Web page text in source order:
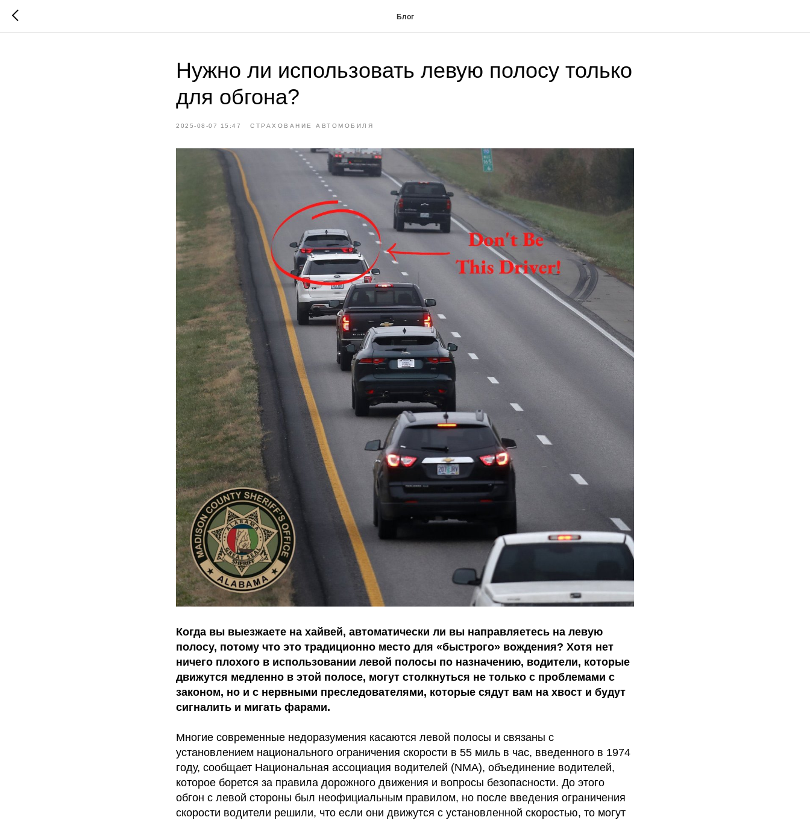
Блог
Нужно ли использовать левую полосу только
для обгона?
2025-08-07 15:47 СТРАХОВАНИЕ АВТОМОБИЛЯ
Когда вы выезжаете на хайвей, автоматически ли вы направляетесь на левую
полосу, потому что это традиционно место для «быстрого» вождения? Хотя нет
ничего плохого в использовании левой полосы по назначению, водители, которые
движутся медленно в этой полосе, могут столкнуться не только с проблемами с
законом, но и с нервными преследователями, которые сядут вам на хвост и будут
сигналить и мигать фарами.
Многие современные недоразумения касаются левой полосы и связаны с
установлением национального ограничения скорости в 55 миль в час, введенного в 1974
году, сообщает Национальная ассоциация водителей (NMA), объединение водителей,
которое борется за правила дорожного движения и вопросы безопасности. До этого
обгон с левой стороны был неофициальным правилом, но после введения ограничения
скорости водители решили, что если они движутся с установленной скоростью, то могут